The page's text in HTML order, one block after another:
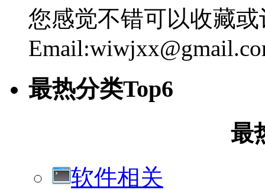
您感觉不错可以收藏
最热分类Top6
最
软件相关